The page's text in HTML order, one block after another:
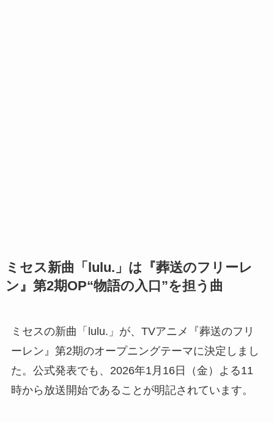
ミセス新曲「lulu.」は『葬送のフリーレ
ン』第2期OP“物語の入口”を担う曲
ミセスの新曲「lulu.」が、TVアニメ『葬送のフリ
ーレン』第2期のオープニングテーマに決定しまし
た。公式発表でも、2026年1月16日（金）よる11
時から放送開始であることが明記されています。